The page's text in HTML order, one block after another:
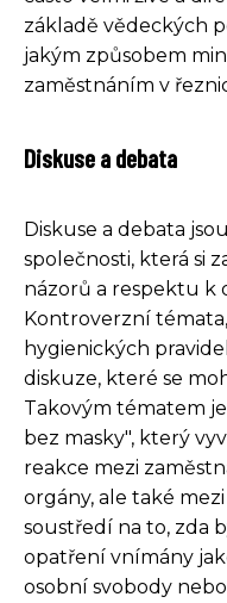
základě vědeckých
jakým způsobem
zaměstnáním v
Diskuse a debata
Diskuse a debata
společnosti, která si
názorů a respektu k
Kontroverzní
hygienických
diskuze, které se
Takovým tématem
bez masky", který
reakce mezi
orgány, ale také
soustředí na to, zda
opatření vnímány
osobní svobody